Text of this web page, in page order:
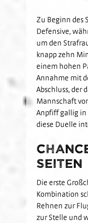
Zu Beginn des
Defensive,
um den
knapp zehn
einem hohen
Annahme mit
Abschluss, der
Mannschaft
Anpfiff gallig
diese Duelle
Seiten
Die erste
Kombination
Rehnen zur
zur Stelle und